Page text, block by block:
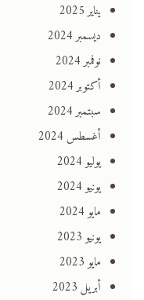
يناير 2025
ديسمبر 2024
نوفمبر 2024
أكتوبر 2024
سبتمبر 2024
أغسطس 2024
يوليو 2024
يونيو 2024
مايو 2024
يونيو 2023
مايو 2023
أبريل 2023